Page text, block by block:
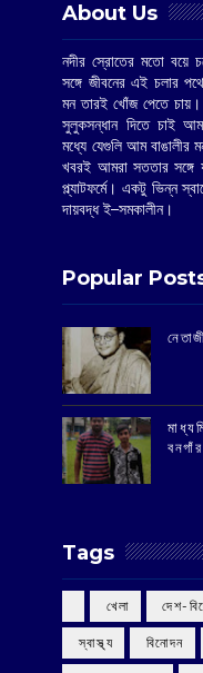
About Us
নদীর স্রোতের মতো বয়ে
সঙ্গে জীবনের এই চলার
মন তারই খোঁজ পেতে চায়।
সুলুকসন্ধান দিতে চাই
মধ্যে যেগুলি আম বাঙালীর
খবরই আমরা সততার
প্ল্যাটফর্মে। একটু ভিন্ন
দায়বদ্ধ ই–সমকালীন।
Popular
Tags
‌ খেলা দেশ-
‌ স্বাস্থ্য ‌ বিনোদন